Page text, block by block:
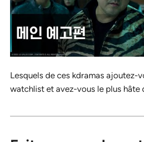
Lesquels de ces kdramas ajoutez-
watchlist et avez-vous le plus hâte